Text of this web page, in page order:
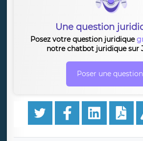
Une question
Posez votre question juridique
notre chatbot juridique sur
Poser une question